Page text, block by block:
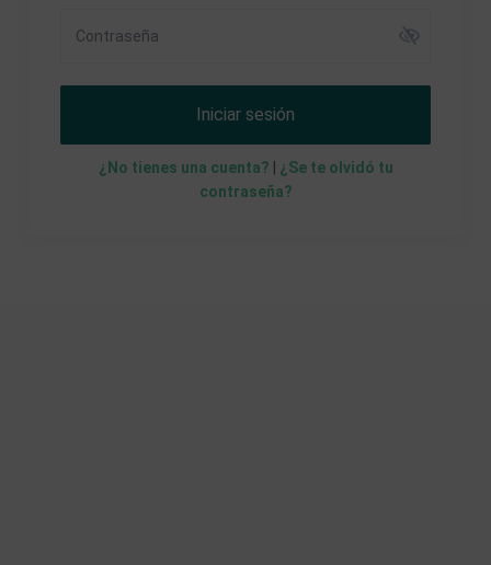
Iniciar sesión
¿No tienes una cuenta?
¿Se te olvidó tu
contraseña?